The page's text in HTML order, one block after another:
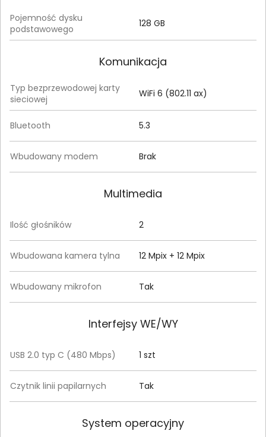
Pojemność dysku
podstawowego
128 GB
Komunikacja
Typ bezprzewodowej karty
sieciowej
WiFi 6 (802.11 ax)
Bluetooth 5.3
Wbudowany modem Brak
Multimedia
Ilość głośników 2
Wbudowana kamera tylna 12 Mpix + 12 Mpix
Wbudowany mikrofon Tak
Interfejsy WE/WY
USB 2.0 typ C (480 Mbps) 1 szt
Czytnik linii papilarnych Tak
System operacyjny